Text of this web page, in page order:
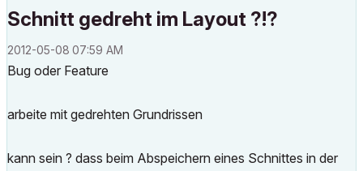
Schnitt gedreht im Layout ?!?
‎2012-05-08 07:59 AM
Bug oder Feature
arbeite mit gedrehten Grundrissen
kann sein ? dass beim Abspeichern eines Schnittes in der